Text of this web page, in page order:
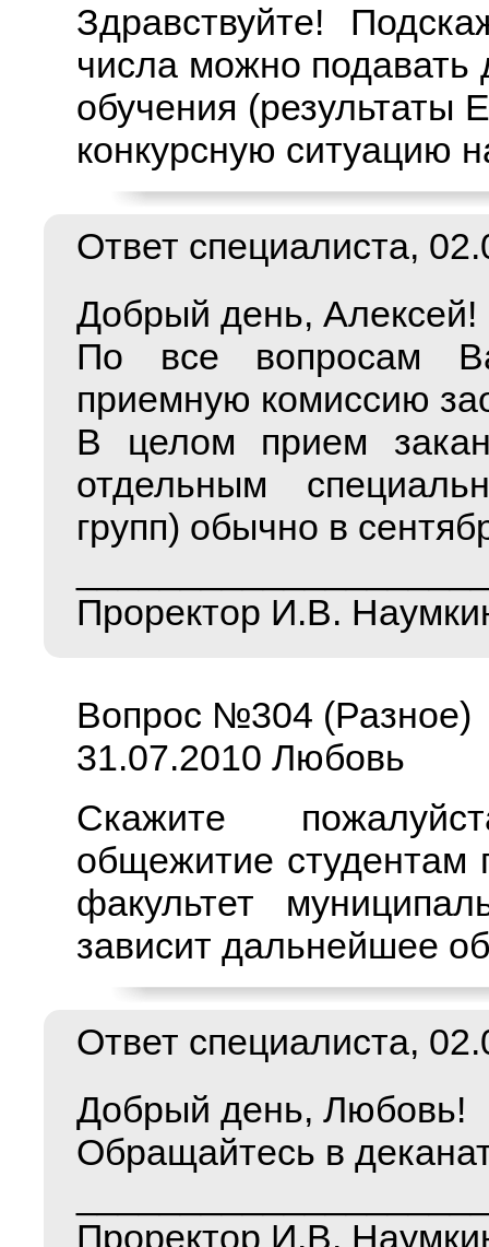
Здравствуйте!
числа можно
обучения (результаты
конкурсную ситуацию
Ответ специалиста,
Добрый день, Алексей!
По все вопросам
приемную комиссию
В целом прием
отдельным
групп) обычно в
Проректор И.В.
Вопрос №304 (Разное)
31.07.2010 Любовь
Скажите
общежитие студентам
факультет
зависит дальнейшее
Ответ специалиста,
Добрый день, Любовь!
Обращайтесь в
Проректор И.В.